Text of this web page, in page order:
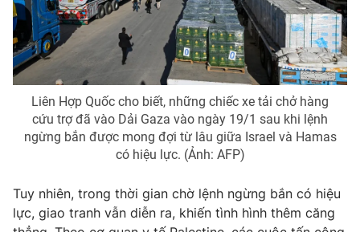
Giấy phép hoạt động báo in và báo điện tử số 483/GP-BTTTT
cấp ngày 29/12/2023
Tổng Biên tập:
Vũ Thanh Thủy
Phó Tổng Biên tập:
Nguyễn Thị Mỹ Hạnh, Phạm Quốc Thắng,
Nguyễn Trọng Ninh
Tổng đài VTV:024.38 355 931 - 024.38 355 932
Ðiện thoại Thời báo VTV:
024.66 897 897
toasoan@vtv.vn
Liên Hợp Quốc cho biết, những chiếc xe tải chở hàng
cứu trợ đã vào Dải Gaza vào ngày 19/1 sau khi lệnh
ngừng bắn được mong đợi từ lâu giữa Israel và Hamas
có hiệu lực. (Ảnh: AFP)
Tuy nhiên, trong thời gian chờ lệnh ngừng bắn có hiệu
lực, giao tranh vẫn diễn ra, khiến tình hình thêm căng